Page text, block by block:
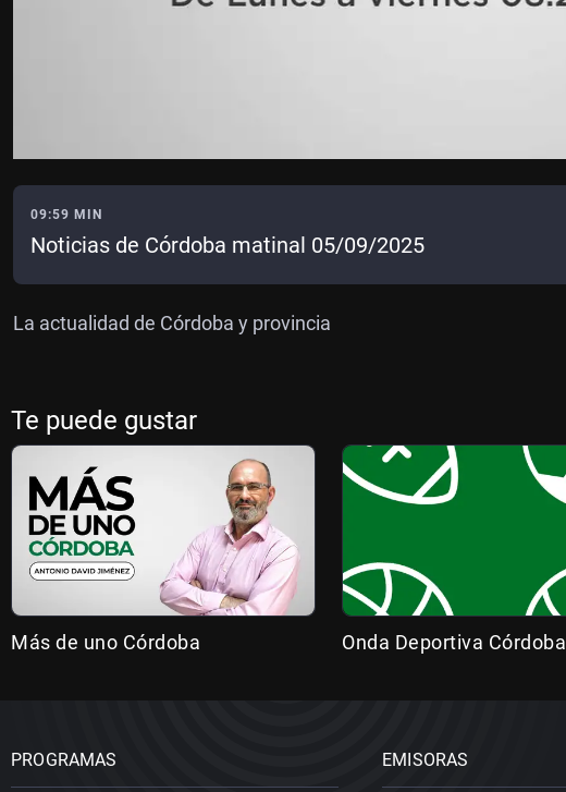
09:59 MIN
Noticias de Córdoba matinal 05/09/2025
La actualidad de Córdoba y provincia
Te puede gustar
Más de uno Córdoba Onda Deportiva Córdoba
PROGRAMAS EMISORAS